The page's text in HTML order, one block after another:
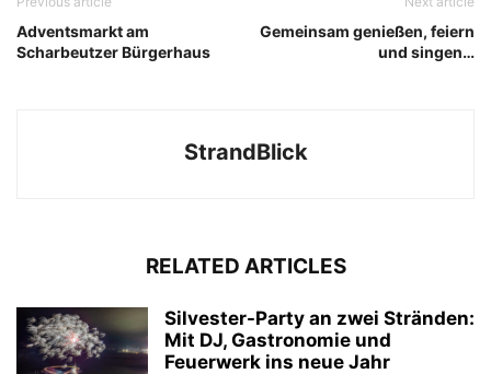
Adventsmarkt am
Scharbeutzer Bürgerhaus
Gemeinsam genießen, feiern
und singen…
StrandBlick
RELATED ARTICLES
Silvester-Party an zwei Stränden:
Mit DJ, Gastronomie und
Feuerwerk ins neue Jahr